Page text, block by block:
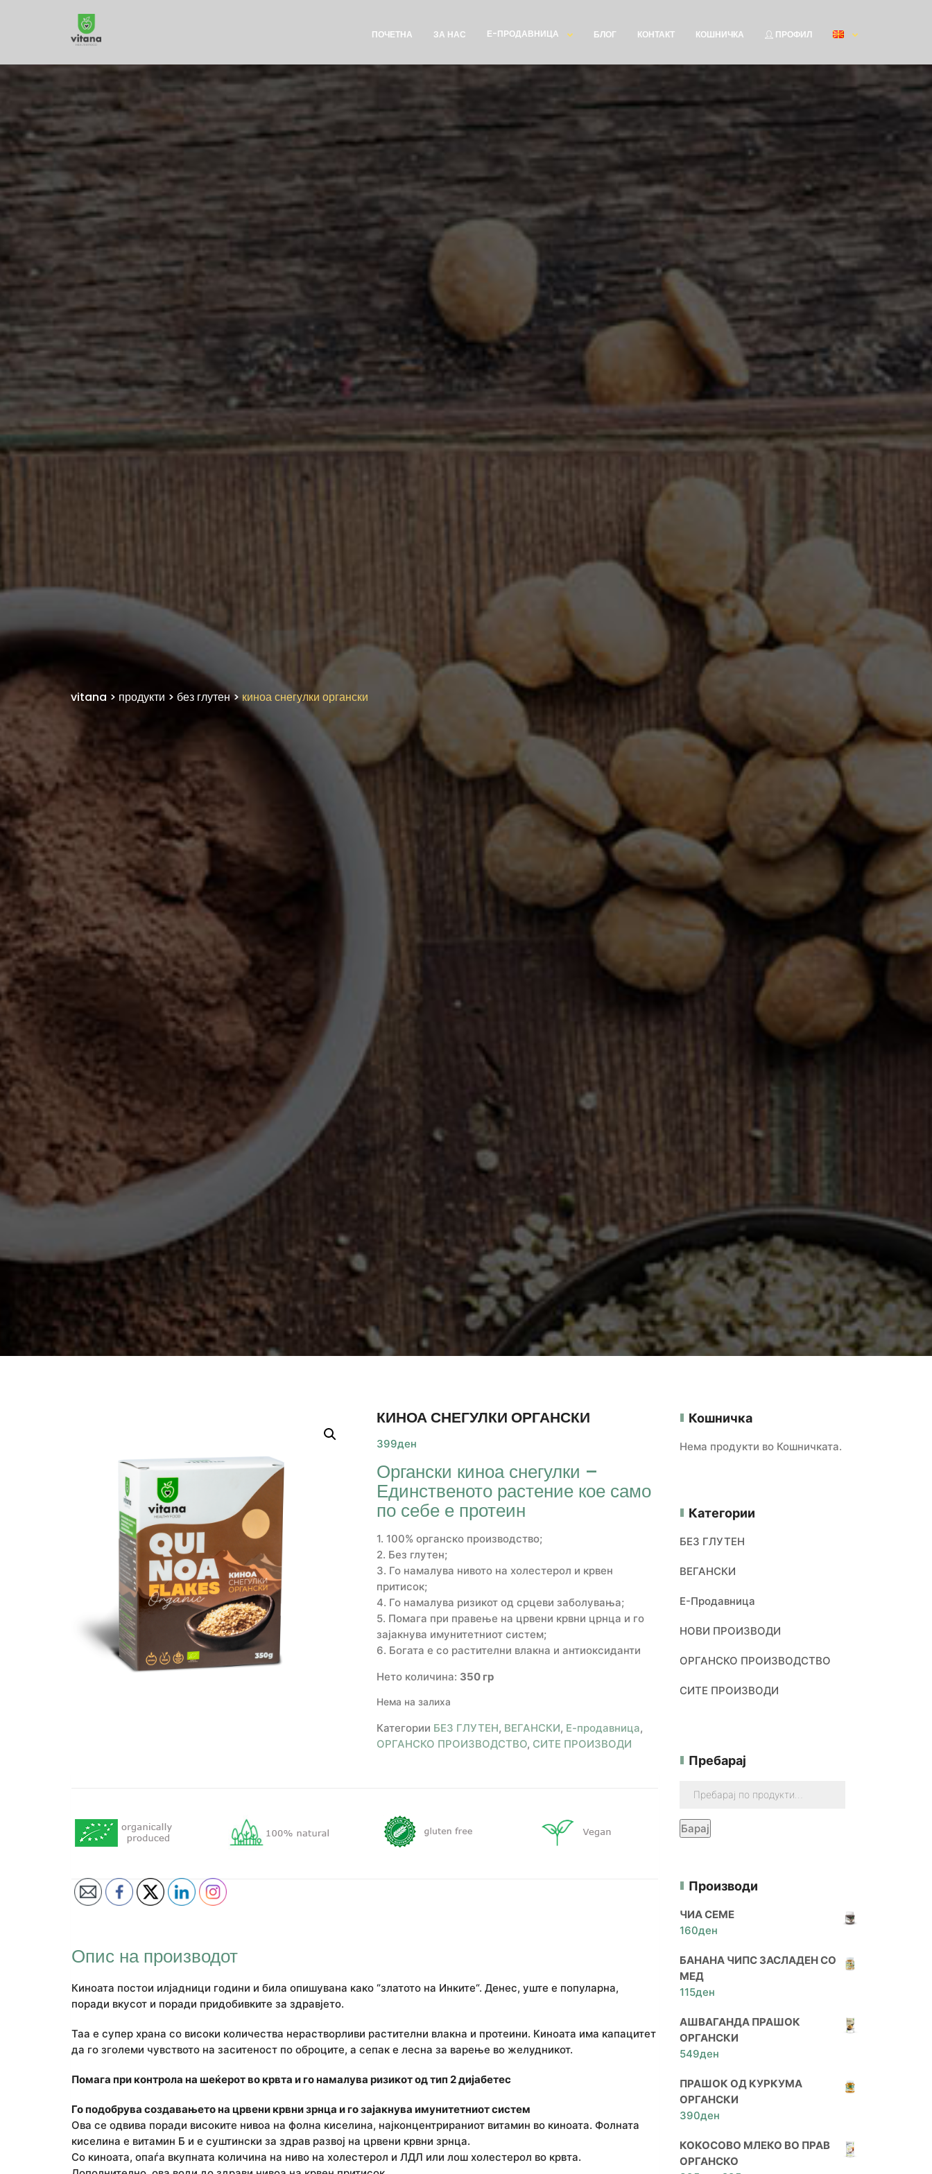
ПОЧЕТНА ЗА НАС Е-ПРОДАВНИЦА БЛОГ КОНТАКТ КОШНИЧКА ПРОФИЛ
vitana > продукти > без глутен>киноа снегулки органски
КИНОА СНЕГУЛКИ ОРГАНСКИ
399ден
Органски киноа снегулки –
Единственото растение кое само
по себе е протеин
1. 100% органско производство;
2. Без глутен;
3. Го намалува нивото на холестерол и крвен
притисок;
4. Го намалува ризикот од срцеви заболувања;
5. Помага при правење на црвени крвни црнца и го
зајакнува имунитетниот систем;
6. Богата е со растителни влакна и антиоксиданти
Нето количина: 350 гр
Нема на залиха
Категории БЕЗ ГЛУТЕН, ВЕГАНСКИ, Е-продавница,
ОРГАНСКО ПРОИЗВОДСТВО, СИТЕ ПРОИЗВОДИ
Опис на производот
Киноата постои илјадници години и била опишувана како “златото на Инките“. Денес, уште е популарна,
поради вкусот и поради придобивките за здравјето.
Таа е супер храна со високи количества нерастворливи растителни влакна и протеини. Киноата има капацитет
да го зголеми чувството на заситеност по оброците, а сепак е лесна за варење во желудникот.
Помага при контрола на шеќерот во крвта и го намалува ризикот од тип 2 дијабетес
Го подобрува создавањето на црвени крвни зрнца и го зајакнува имунитетниот систем
Ова се одвива поради високите нивоа на фолна киселина, најконцентрираниот витамин во киноата. Фолната
киселина е витамин Б и е суштински за здрав развој на црвени крвни зрнца.
Со киноата, опаѓа вкупната количина на ниво на холестерол и ЛДЛ или лош холестерол во крвта.
Кошничка
Нема продукти во Кошничката.
Категории
БЕЗ ГЛУТЕН
ВЕГАНСКИ
Е-Продавница
НОВИ ПРОИЗВОДИ
ОРГАНСКО ПРОИЗВОДСТВО
СИТЕ ПРОИЗВОДИ
Пребарај
Барај
Производи
ЧИА СЕМЕ
160ден
БАНАНА ЧИПС ЗАСЛАДЕН СО
МЕД
115ден
АШВАГАНДА ПРАШОК
ОРГАНСКИ
549ден
ПРАШОК ОД КУРКУМА
ОРГАНСКИ
390ден
КОКОСОВО МЛЕКО ВО ПРАВ
ОРГАНСКО